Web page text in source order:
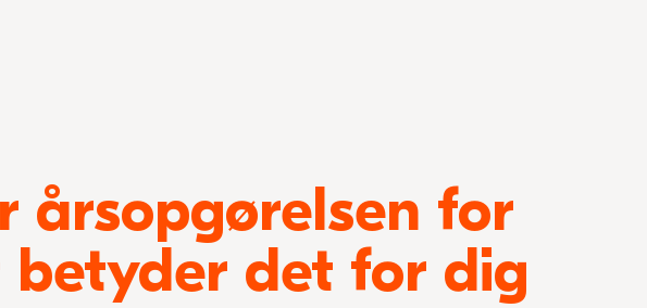
årsopgørelsen for
det for dig